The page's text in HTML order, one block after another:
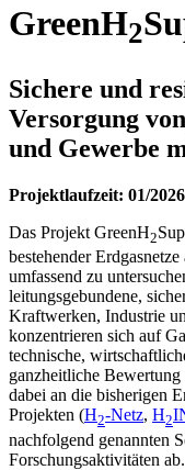
GreenH2
Sichere und
Versorgung
und Gewerbe
Projektlaufzeit: 01/
Das Projekt GreenH2
bestehender
umfassend zu
leitungsgebundene,
Kraftwerken, Industrie
konzentrieren sich auf
technische,
ganzheitliche
dabei an die bisherigen
Projekten (H2-Netz, H2
nachfolgend genannten
Forschungsaktivitäten ab.